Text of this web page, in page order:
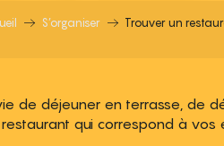
S’organiser Trouver un
de déjeuner en terrasse, de
qui correspond à vos